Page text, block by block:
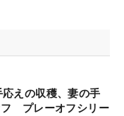
ヘル・ヒメネス
米国）はトータ
に臨む。
えの収穫、妻の手
プレーオフシリー